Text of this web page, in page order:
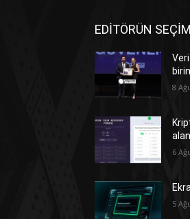
EDİTÖRÜN
Veri
8
6
5